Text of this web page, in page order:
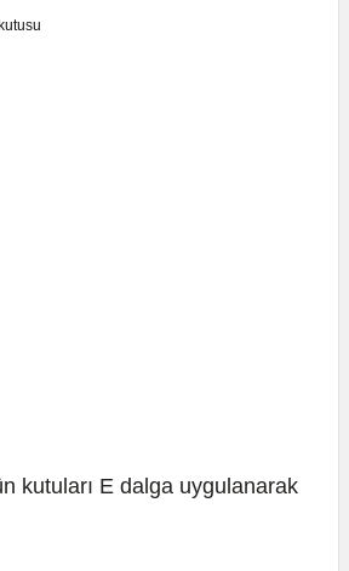
kutuları E dalga uygulanarak